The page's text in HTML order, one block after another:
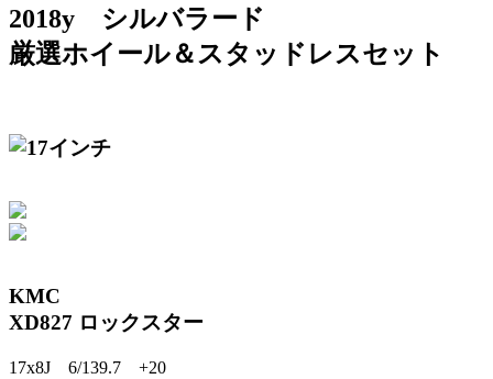
2018y シルバラード
厳選ホイール＆スタッドレスセット
KMC
XD827 ロックスター
17x8J 6/139.7 +20